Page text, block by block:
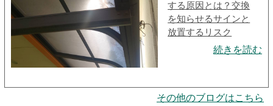
する原因とは？交換
を知らせるサインと
放置するリスク
続きを読む
その他のブログはこちら